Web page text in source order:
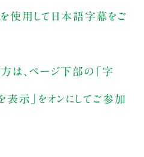
使用して日本語字幕をご
は、ページ下部の「字
表示」をオンにしてご参加